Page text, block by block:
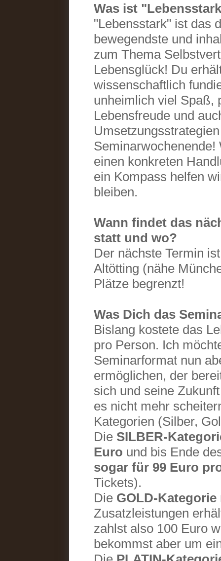
Was ist
"Lebensstark" ist das
bewegendste und
zum Thema
Lebensglück! Du
wissenschaftlich
unheimlich viel Spaß,
Lebensfreude und
einen konkreten
ein Kompass helfen
bleiben.
Wann findet das
statt und wo?
Der nächste Termin
Altötting (nähe
Plätze begrenzt!
Was Dich das
Bislang kostete das
pro Person. Ich
Seminarformat nun
ermöglichen, der
sich und seine
es nicht mehr
Kategorien (Silber,
Die SILBER-
Euro und bis Ende
sogar für 99 Euro
Tickets).
Die GOLD-Kategorie
Zusatzleistungen
zahlst also 100 Euro
bekommst aber um